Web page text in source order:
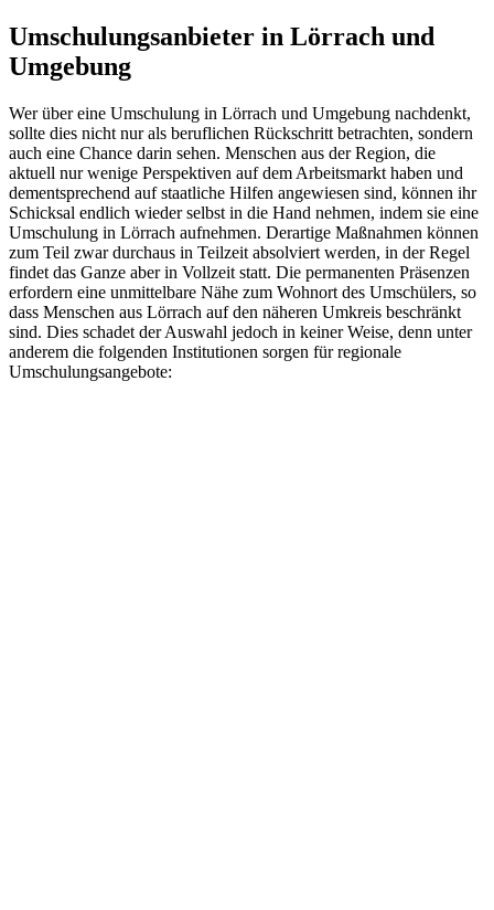
Umschulungsanbieter in Lörrach und
Umgebung
Wer über eine Umschulung in Lörrach und Umgebung nachdenkt,
sollte dies nicht nur als beruflichen Rückschritt betrachten, sondern
auch eine Chance darin sehen. Menschen aus der Region, die
aktuell nur wenige Perspektiven auf dem Arbeitsmarkt haben und
dementsprechend auf staatliche Hilfen angewiesen sind, können ihr
Schicksal endlich wieder selbst in die Hand nehmen, indem sie eine
Umschulung in Lörrach aufnehmen. Derartige Maßnahmen können
zum Teil zwar durchaus in Teilzeit absolviert werden, in der Regel
findet das Ganze aber in Vollzeit statt. Die permanenten Präsenzen
erfordern eine unmittelbare Nähe zum Wohnort des Umschülers, so
dass Menschen aus Lörrach auf den näheren Umkreis beschränkt
sind. Dies schadet der Auswahl jedoch in keiner Weise, denn unter
anderem die folgenden Institutionen sorgen für regionale
Umschulungsangebote: